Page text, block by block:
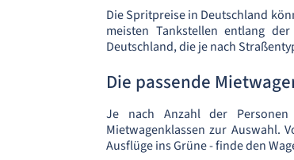
Die Spritpreise in Deutschland
meisten Tankstellen entlang
Deutschland, die je nach
Die passende
Je nach Anzahl der
Mietwagenklassen zur Auswahl.
Ausflüge ins Grüne - finde den